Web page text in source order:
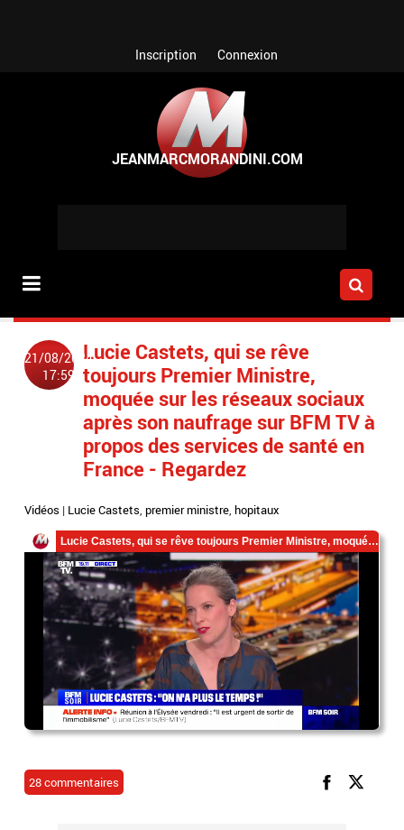
Inscription Connexion
21/08/2024
17:59
Lucie Castets, qui se rêve
toujours Premier Ministre,
moquée sur les réseaux sociaux
après son naufrage sur BFM TV à
propos des services de santé en
France - Regardez
Vidéos | Lucie Castets,premier ministre,hopitaux
28 commentaires